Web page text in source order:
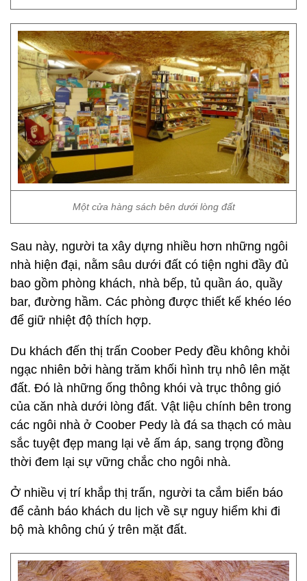
Một cửa hàng sách bên dưới lòng đất
Sau này, người ta xây dựng nhiều hơn những ngôi
nhà hiện đại, nằm sâu dưới đất có tiện nghi đầy đủ
bao gồm phòng khách, nhà bếp, tủ quần áo, quầy
bar, đường hầm. Các phòng được thiết kế khéo léo
để giữ nhiệt độ thích hợp.
Du khách đến thị trấn Coober Pedy đều không khỏi
ngạc nhiên bởi hàng trăm khối hình trụ nhô lên mặt
đất. Đó là những ống thông khói và trục thông gió
của căn nhà dưới lòng đất. Vật liệu chính bên trong
các ngôi nhà ở Coober Pedy là đá sa thạch có màu
sắc tuyệt đẹp mang lại vẻ ấm áp, sang trọng đồng
thời đem lại sự vững chắc cho ngôi nhà.
Ở nhiều vị trí khắp thị trấn, người ta cắm biển báo
để cảnh báo khách du lịch về sự nguy hiểm khi đi
bộ mà không chú ý trên mặt đất.